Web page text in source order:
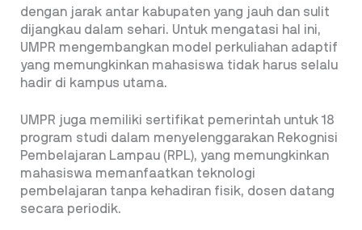
dengan jarak antar kabupaten yang jauh dan sulit
dijangkau dalam sehari. Untuk mengatasi hal ini,
UMPR mengembangkan model perkuliahan adaptif
yang memungkinkan mahasiswa tidak harus selalu
hadir di kampus utama.
UMPR juga memiliki sertifikat pemerintah untuk 18
program studi dalam menyelenggarakan Rekognisi
Pembelajaran Lampau (RPL), yang memungkinkan
mahasiswa memanfaatkan teknologi
pembelajaran tanpa kehadiran fisik, dosen datang
secara periodik.